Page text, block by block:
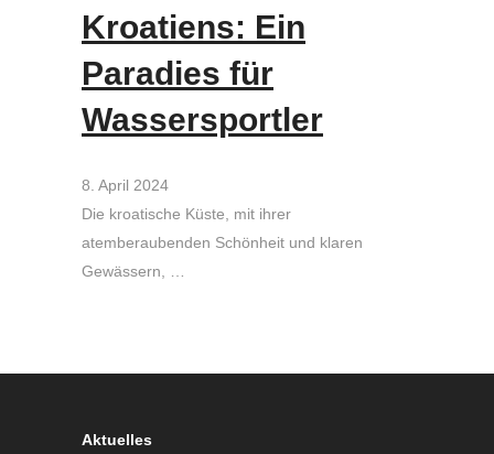
Kroatiens: Ein
Paradies für
Wassersportler
8. April 2024
Die kroatische Küste, mit ihrer
atemberaubenden Schönheit und klaren
Gewässern, …
Aktuelles